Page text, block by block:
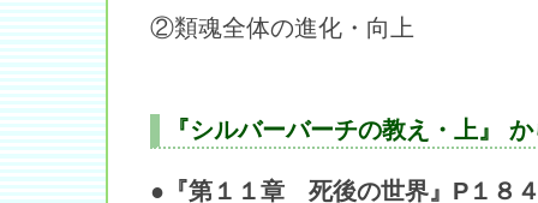
②類魂全体の進化・向上
『シルバーバーチの教え・上』
●『第１１章 死後の世界』P１８